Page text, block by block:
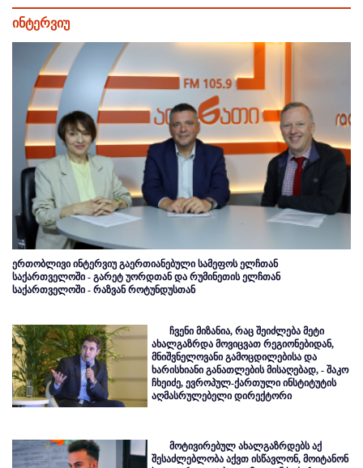
ინტერვიუ
ერთობლივი ინტერვიუ გაერთიანებული სამეფოს ელჩთან
საქართველოში - გარეტ უორდთან და რუმინეთის ელჩთან
საქართველოში - რაზვან როტუნდუსთან
ჩვენი მიზანია, რაც შეიძლება მეტი
ახალგაზრდა მოვიცვათ რეგიონებიდან,
მნიშვნელოვანი გამოცდილებისა და
ხარისხიანი განათლების მისაღებად, - შაკო
ჩხეიძე, ევროპულ-ქართული ინსტიტუტის
აღმასრულებელი დირექტორი
მოტივირებულ ახალგაზრდებს აქ
შესაძლებლობა აქვთ ისწავლონ, მოიტანონ